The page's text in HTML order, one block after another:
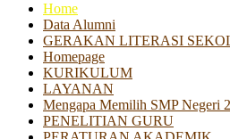
Home
Data Alumni
GERAKAN LITERASI
Homepage
KURIKULUM
LAYANAN
Mengapa Memilih SMP Negeri
PENELITIAN GURU